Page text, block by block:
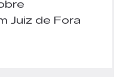
Juiz de Fora